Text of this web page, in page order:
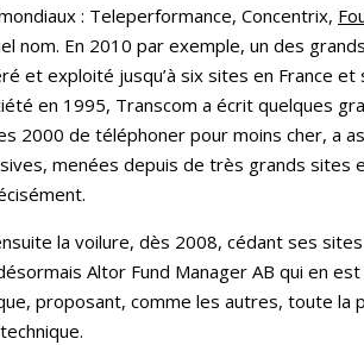
: Teleperformance, Concentrix,
En 2010 par exemple, un des
et exploité jusqu’à six sites en France
en 1995, Transcom a écrit quelques
2000 de téléphoner pour moins cher, a
menées depuis de très grands sites
la voilure, dès 2008, cédant ses
Altor Fund Manager AB qui en
proposant, comme les autres, toute